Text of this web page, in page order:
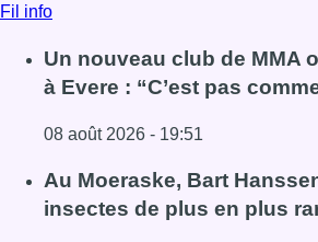
Fil info
Un nouveau club de MMA
à Evere : “C’est pas
08 août 2026 - 19:51
Lire l'article Un nouveau club de
Au Moeraske, Bart
insectes de plus en plus